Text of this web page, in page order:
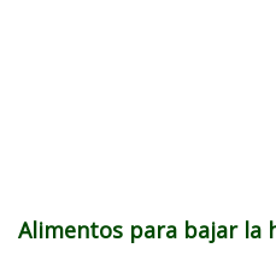
Alimentos para bajar la